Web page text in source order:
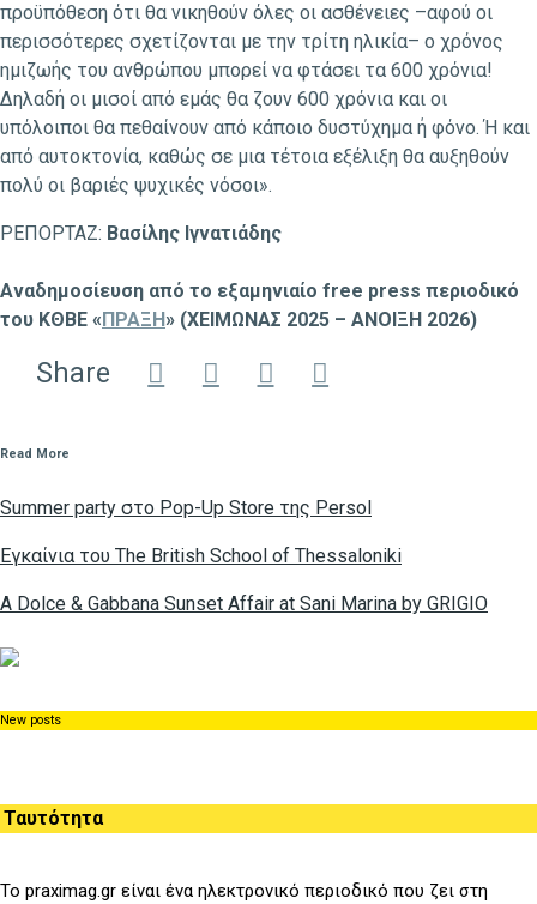
προϋπόθεση ότι θα νικηθούν όλες οι ασθένειες –αφού οι
περισσότερες σχετίζονται με την τρίτη ηλικία– ο χρόνος
ημιζωής του ανθρώπου μπορεί να φτάσει τα 600 χρόνια!
Δηλαδή οι μισοί από εμάς θα ζουν 600 χρόνια και οι
υπόλοιποι θα πεθαίνουν από κάποιο δυστύχημα ή φόνο. Ή και
από αυτοκτονία, καθώς σε μια τέτοια εξέλιξη θα αυξηθούν
πολύ οι βαριές ψυχικές νόσοι».
ΡΕΠΟΡΤΑΖ: Βασίλης Ιγνατιάδης
Αναδημοσίευση από το εξαμηνιαίο free press περιοδικό
του ΚΘΒΕ « ΠΡΑΞΗ » (ΧΕΙΜΩΝΑΣ 2025 – ΑΝΟΙΞΗ 2026)
Share
Read More
Summer party στο Pop-Up Store της Persol
Eγκαίνια του The British School of Thessaloniki
A Dolce & Gabbana Sunset Affair at Sani Marina by GRIGIO
New posts
Ταυτότητα
Το praximag.gr είναι ένα ηλεκτρονικό περιοδικό που ζει στη